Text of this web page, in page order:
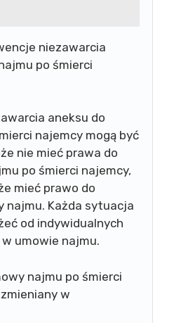
niezawarcia
po śmierci
aneksu do
najemcy mogą być
nie mieć prawa do
po śmierci najemcy,
mieć prawo do
najmu. Każda sytuacja
od indywidualnych
umowie najmu.
najmu po śmierci
w